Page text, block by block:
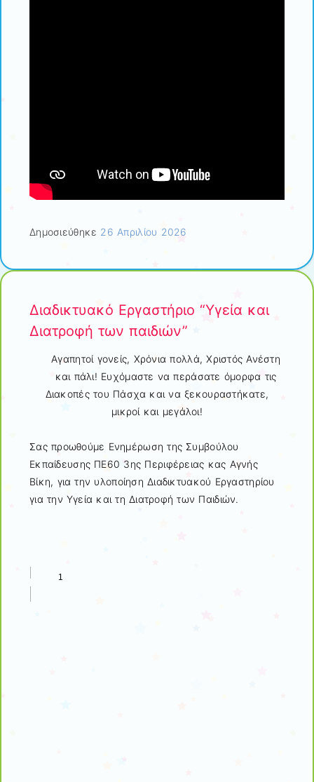
Δημοσιεύθηκε 26 Απριλίου 2026
Διαδικτυακό Εργαστήριο “Υγεία και
Διατροφή των παιδιών”
Αγαπητοί γονείς, Χρόνια πολλά, Χριστός Ανέστη
και πάλι! Ευχόμαστε να περάσατε όμορφα τις
Διακοπές του Πάσχα και να ξεκουραστήκατε,
μικροί και μεγάλοι!
Σας προωθούμε Ενημέρωση της Συμβούλου
Εκπαίδευσης ΠΕ60 3ης Περιφέρειας κας Αγνής
Βίκη, για την υλοποίηση Διαδικτυακού Εργαστηρίου
για την Υγεία και τη Διατροφή των Παιδιών.